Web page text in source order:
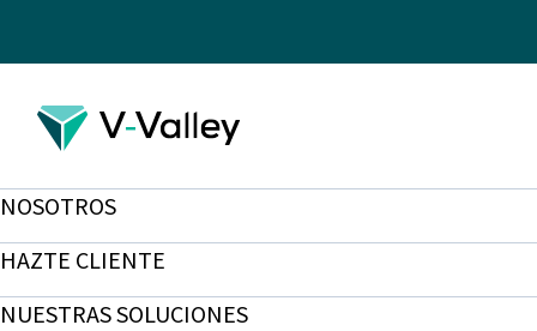
NOSOTROS
HAZTE CLIENTE
NUESTRAS SOLUCIONES